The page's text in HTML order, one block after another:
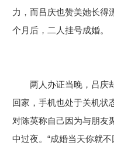
力，而吕庆也赞美她长得
个月后，二人挂号成婚。
两人办证当晚，吕庆却
回家，手机也处于关机状
对陈英称自己因为与朋友
中过夜。“成婚当天你就
吉
精